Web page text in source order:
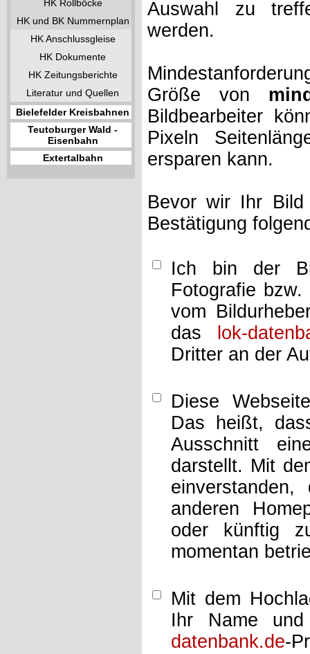
HK Rollböcke
HK und BK Nummernplan
HK Anschlussgleise
HK Dokumente
HK Zeitungsberichte
Literatur und Quellen
Bielefelder Kreisbahnen
Teutoburger Wald -
Eisenbahn
Extertalbahn
Auswahl zu
werden.
Größe von
Bildbearbeiter
Pixeln
ersparen kann.
Bevor wir Ihr
Bestätigung
Ich bin der
Fotografie
vom
das
lok-
Dritter an der
Diese
Das heißt,
Ausschnitt
darstellt. Mit
anderen
oder künftig
momentan
Mit dem
Ihr Name
datenbank.de-